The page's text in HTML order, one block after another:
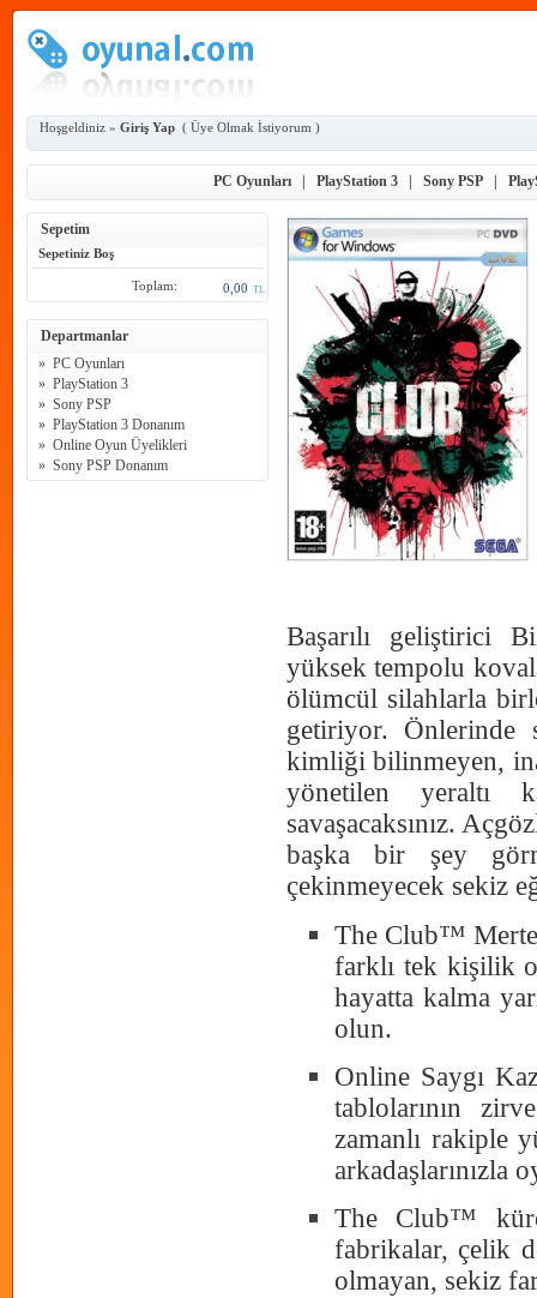
Hoşgeldiniz » Giriş Yap ( Üye Olmak İstiyorum )
PC Oyunları| PlayStation 3| Sony PSP|
Sepetim
Sepetiniz Boş
Toplam: 0,00 TL
Departmanlar
» PC Oyunları
» PlayStation 3
» Sony PSP
» PlayStation 3 Donanım
» Online Oyun Üyelikleri
» Sony PSP Donanım
Başarılı geliştirici
yüksek tempolu
ölümcül silahlarla
getiriyor. Önlerinde
kimliği bilinmeyen,
yönetilen yeraltı
savaşacaksınız.
başka bir şey
çekinmeyecek sekiz
The Club™
farklı tek kişilik
hayatta kalma
olun.
Online Saygı
tablolarının
zamanlı rakiple
arkadaşlarınızla
The Club™
fabrikalar, çelik
olmayan, sekiz